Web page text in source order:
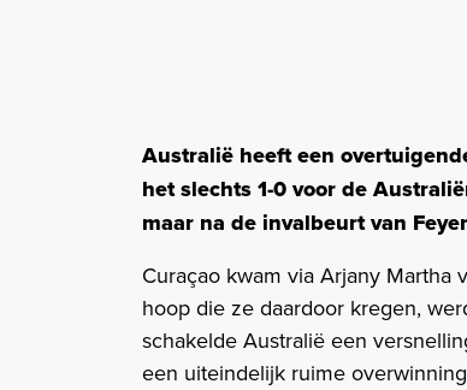
Australië heeft een
het slechts 1-0 voor de
maar na de invalbeurt van
Curaçao kwam via Arjany Martha
hoop die ze daardoor kregen,
schakelde Australië een
een uiteindelijk ruime